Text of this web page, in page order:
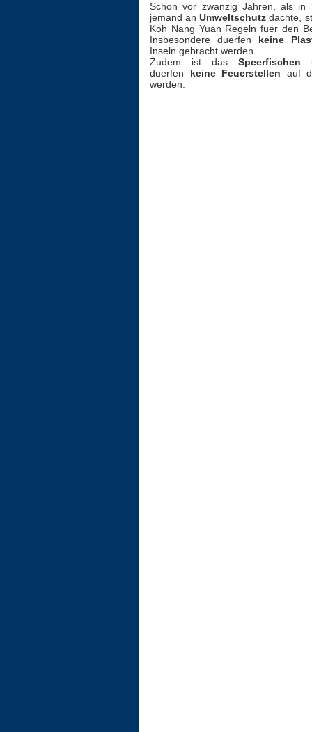
Schon vor zwanzig Jahren, als in
jemand an Umweltschutz dachte,
Koh Nang Yuan Regeln fuer den
Insbesondere duerfen
keine
Inseln gebracht werden.
Zudem ist das
Speerfischen
duerfen
keine Feuerstellen
auf
werden.